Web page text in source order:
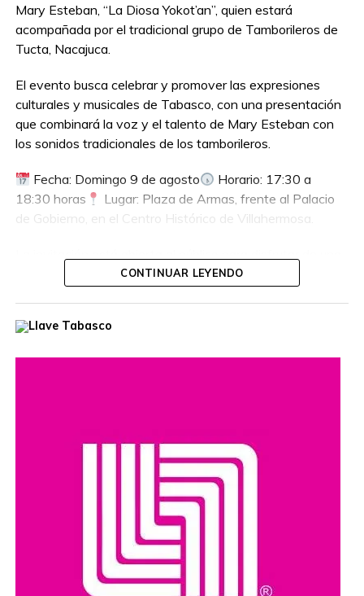
Mary Esteban, “La Diosa Yokot’an”, quien estará
acompañada por el tradicional grupo de Tamborileros de
Tucta, Nacajuca.
El evento busca celebrar y promover las expresiones
culturales y musicales de Tabasco, con una presentación
que combinará la voz y el talento de Mary Esteban con
los sonidos tradicionales de los tamborileros.
Fecha: Domingo 9 de agosto
Horario: 17:30 a
18:30 horas
Lugar: Plaza de Armas, frente al Palacio
de Gobierno, en el Centro Histórico de Villahermosa.
tarde dedicada a la cultura y las tradiciones tabasqueñas.
Compartir en:
CONTINUAR LEYENDO